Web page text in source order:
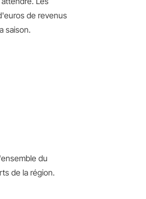
de revenus
saison.
du
de la région.